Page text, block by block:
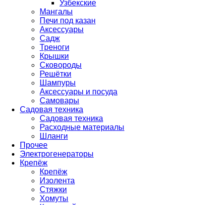
Узбекские
Мангалы
Печи под казан
Аксессуары
Садж
Треноги
Крышки
Сковороды
Решётки
Шампуры
Аксессуары и посуда
Самовары
Садовая техника
Садовая техника
Расходные материалы
Шланги
Прочее
Электрогенераторы
Крепёж
Крепёж
Изолента
Стяжки
Хомуты